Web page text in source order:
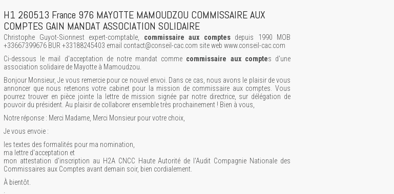
H1 260513 France 976 MAYOTTE MAMOUDZOU COMMISSAIRE AUX
COMPTES GAIN MANDAT ASSOCIATION SOLIDAIRE
Christophe Guyot-Sionnest expert-comptable, commissaire aux comptesdepuis 1990 MOB
+33667399676 BUR +33188245403 email contact@conseil-cac.com site web www.conseil-cac.com
Ci-dessous le mail d'acceptation de notre mandat comme commissaire aux comptes d'une
association solidaire de Mayotte à Mamoudzou.
Bonjour Monsieur, Je vous remercie pour ce nouvel envoi. Dans ce cas, nous avons le plaisir de vous
annoncer que nous retenons votre cabinet pour la mission de commissaire aux comptes. Vous
pourrez trouver en pièce jointe la lettre de mission signée par notre directrice, sur délégation de
pouvoir du président. Au plaisir de collaborer ensemble très prochainement ! Bien à vous,
Notre réponse : Merci Madame, Merci Monsieur pour votre choix,
Je vous envoie :
les textes des formalités pour ma nomination,
ma lettre d'acceptation et
mon attestation d'inscription au H2A CNCC Haute Autorité de l'Audit Compagnie Nationale des
Commissaires aux Comptes avant demain soir, bien cordialement.
À bientôt.